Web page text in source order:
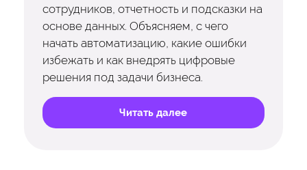
сотрудников, отчетность и подсказки на
основе данных. Объясняем, с чего
начать автоматизацию, какие ошибки
избежать и как внедрять цифровые
решения под задачи бизнеса.
Читать далее